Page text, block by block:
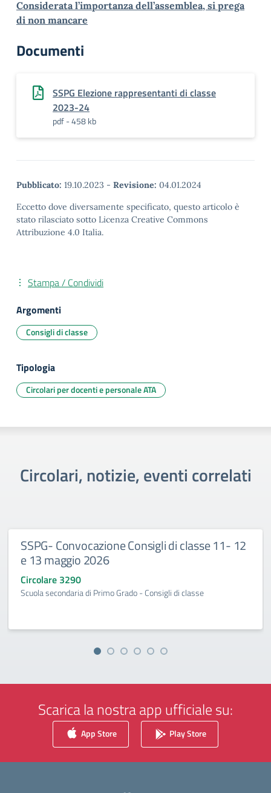
Considerata l’importanza dell’assemblea, si prega
di non mancare
Documenti
SSPG Elezione rappresentanti di classe
2023-24
pdf - 458 kb
Pubblicato: 19.10.2023 - Revisione: 04.01.2024
Eccetto dove diversamente specificato, questo articolo è
stato rilasciato sotto Licenza Creative Commons
Attribuzione 4.0 Italia.
Stampa / Condividi
Argomenti
Consigli di classe
Tipologia
Circolari per docenti e personale ATA
Circolari, notizie, eventi correlati
SSPG- Convocazione Consigli di classe 11- 12
e 13 maggio 2026
Circolare 3290
Scuola secondaria di Primo Grado - Consigli di classe
Scarica la nostra app ufficiale su:
App Store Play Store